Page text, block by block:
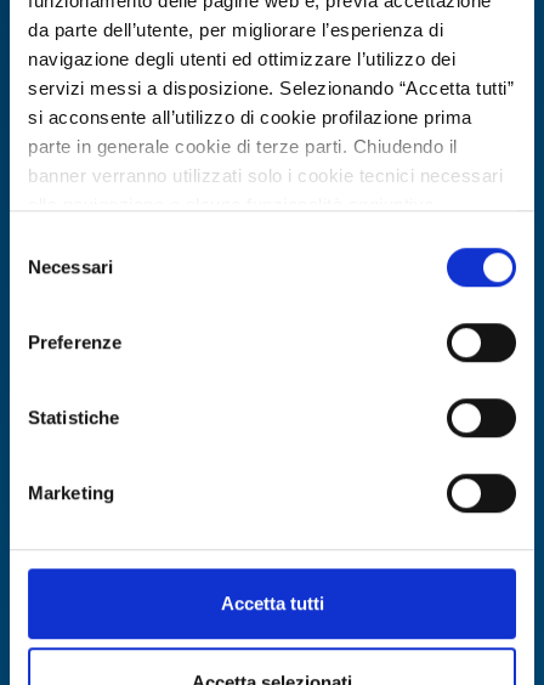
da parte dell’utente, per migliorare l’esperienza di
navigazione degli utenti ed ottimizzare l’utilizzo dei
servizi messi a disposizione. Selezionando “Accetta tutti”
si acconsente all’utilizzo di cookie profilazione prima
parte in generale cookie di terze parti. Chiudendo il
banner verranno utilizzati solo i cookie tecnici necessari
Per conoscere i dettagli, consulta la nostra cookie policy.
https://www.openinnovation.regione.lombardia.it/it/co
https://www.openinnovation.regione.lombardia.it/it/pr
delNecessari
Preferenze
Statistiche
Marketing
Accetta tutti
Ricerca fornitore
PMI belga cerca produttore europeo
di mobili gioco in legno e case di
ID EEN: BRBE20260429015
SCOPRI DI PIÙ →